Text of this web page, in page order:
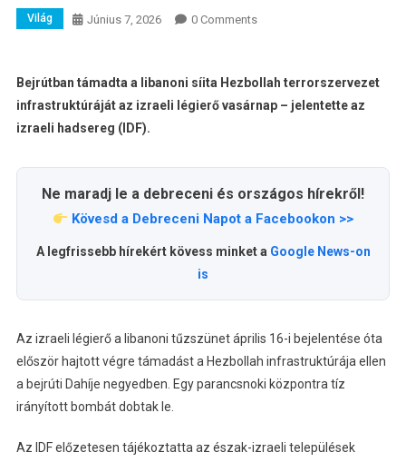
Világ Június 7, 2026 0 Comments
Bejrútban támadta a libanoni síita Hezbollah terrorszervezet
infrastruktúráját az izraeli légierő vasárnap – jelentette az
izraeli hadsereg (IDF).
Ne maradj le a debreceni és országos hírekről!
Kövesd a Debreceni Napot a Facebookon >>
A legfrissebb hírekért kövess minket a Google News-on
is
Az izraeli légierő a libanoni tűzszünet április 16-i bejelentése óta
először hajtott végre támadást a Hezbollah infrastruktúrája ellen
a bejrúti Dahíje negyedben. Egy parancsnoki központra tíz
irányított bombát dobtak le.
Az IDF előzetesen tájékoztatta az észak-izraeli települések